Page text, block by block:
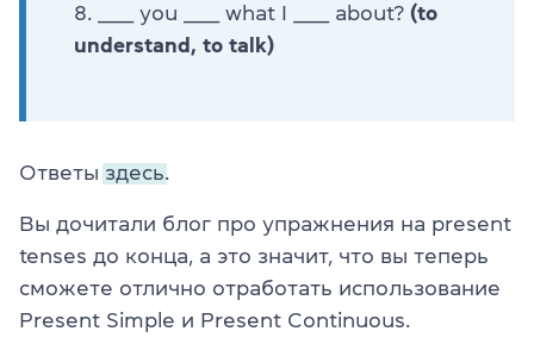
______ you ______ what I ______ about? (to
understand, to talk)
Ответы здесь.
Вы дочитали блог про упражнения на present
tenses до конца, а это значит, что вы теперь
сможете отлично отработать использование
Present Simple и Present Continuous.